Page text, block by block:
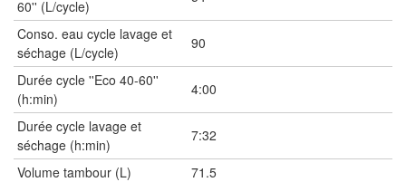
60'' (L/cycle)
Conso. eau cycle lavage et
séchage (L/cycle)
90
Durée cycle ''Eco 40-60''
(h:min)
4:00
Durée cycle lavage et
séchage (h:min)
7:32
Volume tambour (L)
71.5